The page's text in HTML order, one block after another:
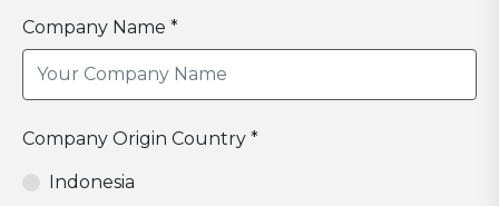
Company Name *
Company Origin Country *
Indonesia